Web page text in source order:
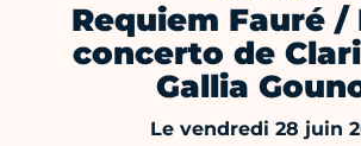
Requiem Fauré /
concerto de
Gallia
Le vendredi 28 juin